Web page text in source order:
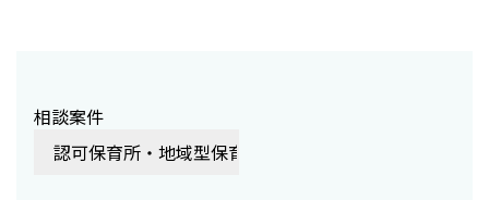
相談案件